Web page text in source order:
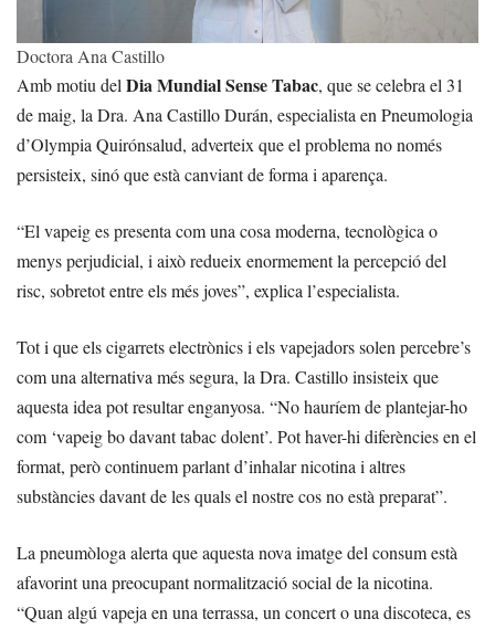
Doctora Ana Castillo
Amb motiu delDia Mundial Sense Tabac, que se celebra el 31
de maig, la Dra. Ana Castillo Durán, especialista en Pneumologia
d’Olympia Quirónsalud, adverteix que el problema no només
persisteix, sinó que està canviant de forma i aparença.
“El vapeig es presenta com una cosa moderna, tecnològica o
menys perjudicial, i això redueix enormement la percepció del
risc, sobretot entre els més joves”, explica l’especialista.
Tot i que els cigarrets electrònics i els vapejadors solen percebre’s
com una alternativa més segura, la Dra. Castillo insisteix que
aquesta idea pot resultar enganyosa. “No hauríem de plantejar-ho
com ‘vapeig bo davant tabac dolent’. Pot haver-hi diferències en el
format, però continuem parlant d’inhalar nicotina i altres
substàncies davant de les quals el nostre cos no està preparat”.
La pneumòloga alerta que aquesta nova imatge del consum està
afavorint una preocupant normalització social de la nicotina.
“Quan algú vapeja en una terrassa, un concert o una discoteca, es